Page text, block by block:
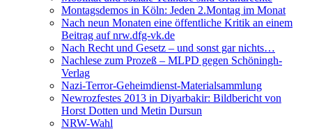
Montagsdemos in Köln: Jeden 2.Montag im Monat
Nach neun Monaten eine öffentliche Kritik an einem
Beitrag auf nrw.dfg-vk.de
Nach Recht und Gesetz – und sonst gar nichts…
Nachlese zum Prozeß – MLPD gegen Schöningh-
Verlag
Nazi-Terror-Geheimdienst-Materialsammlung
Newrozfestes 2013 in Diyarbakir: Bildbericht von
Horst Dotten und Metin Dursun
NRW-Wahl